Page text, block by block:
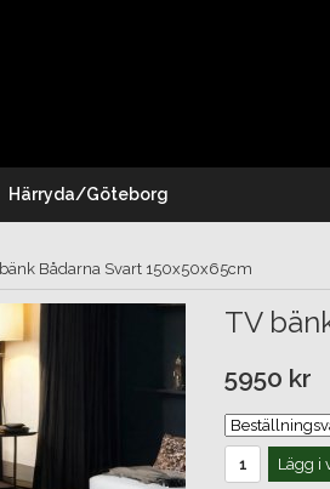
Härryda/Göteborg
Bådarna Svart 150x50x65cm
TV
5950 kr
Lägg i